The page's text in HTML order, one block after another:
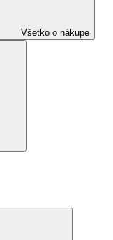
Všetko o nákupe